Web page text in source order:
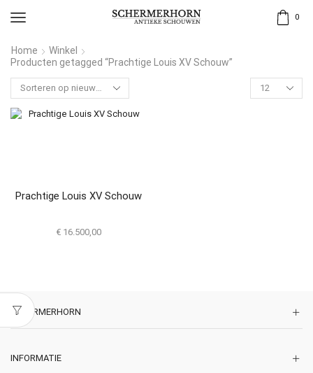
0
Home
Winkel
Producten getagged “Prachtige Louis XV Schouw”
Prachtige Louis XV Schouw
€16.500,00
SCHERMERHORN
INFORMATIE